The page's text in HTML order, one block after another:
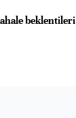
beklentileri